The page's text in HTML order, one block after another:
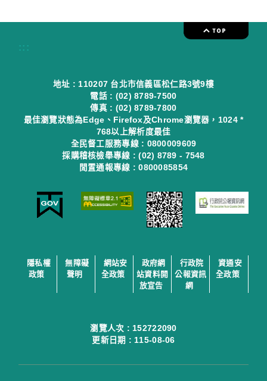
:::
地址 : 110207 台北市信義區松仁路3號9樓
電話 : (02) 8789-7500
傳真 : (02) 8789-7800
最佳瀏覽狀態為Edge、Firefox及Chrome瀏覽器，1024 *
768以上解析度最佳
全民督工服務專線 : 0800009609
採購稽核檢舉專線 : (02) 8789 - 7548
閒置通報專線 : 0800085854
隱私權
政策
無障礙
聲明
網站安
全政策
政府網
站資料開
放宣告
行政院
公報資訊
網
資通安
全政策
瀏覽人次 : 152722090
更新日期 : 115-08-06